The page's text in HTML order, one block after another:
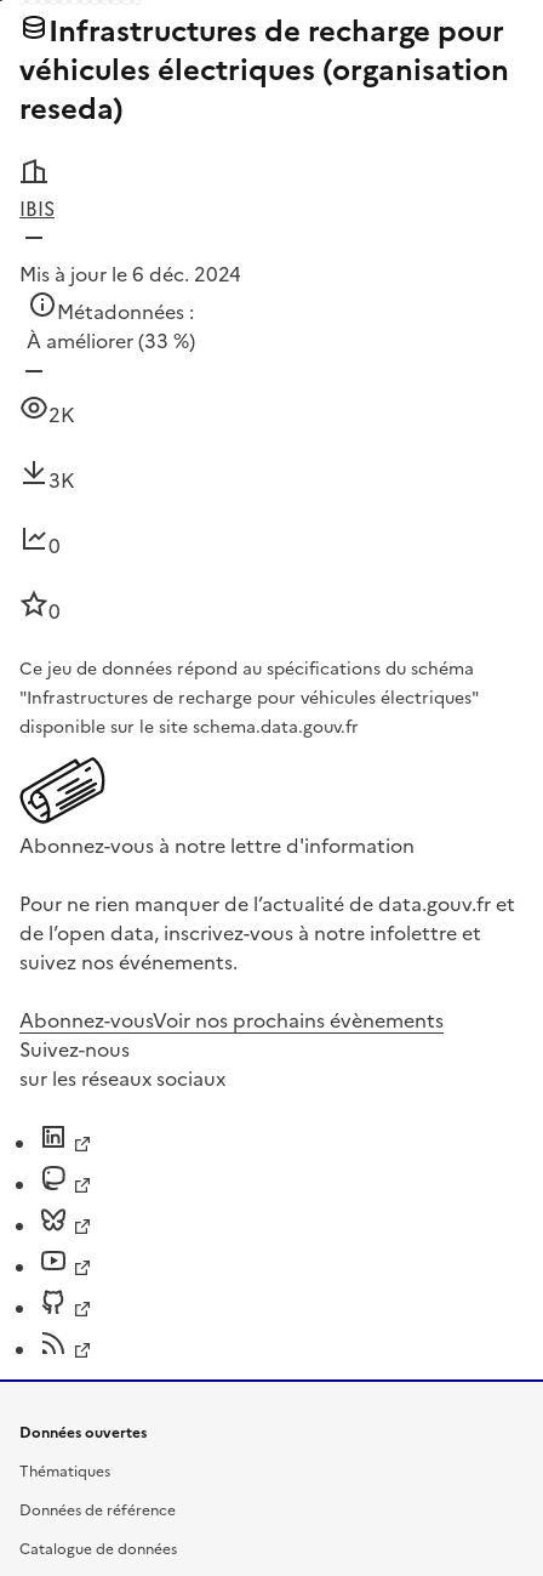
Infrastructures de recharge pour
véhicules électriques (organisation
reseda)
IBIS
Mis à jour le 6 déc. 2024
Métadonnées :
À améliorer(33 %)
2K
3K
0
0
Ce jeu de données répond au spécifications du schéma
"Infrastructures de recharge pour véhicules électriques"
disponible sur le site schema.data.gouv.fr
Abonnez-vous à notre lettre d'information
Pour ne rien manquer de l’actualité de data.gouv.fr et
de l’open data, inscrivez-vous à notre infolettre et
suivez nos événements.
Abonnez-vousVoir nos prochains évènements
Suivez-nous
sur les réseaux sociaux
Données ouvertes
Thématiques
Données de référence
Catalogue de données